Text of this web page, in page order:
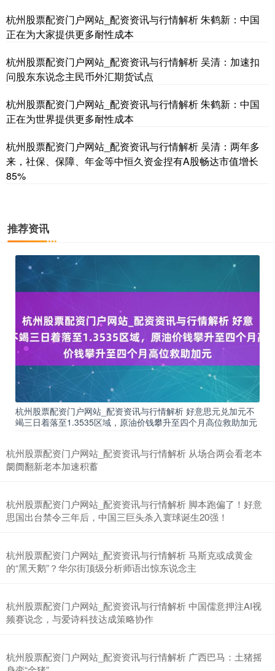
杭州股票配资门户网站_配资资讯与行情解析 朱鹤新：中国
正在为大家提供更多耐性成本
杭州股票配资门户网站_配资资讯与行情解析 吴清：加速扣
问股东东说念主民币外汇期货试点
杭州股票配资门户网站_配资资讯与行情解析 朱鹤新：中国
正在为世界提供更多耐性成本
杭州股票配资门户网站_配资资讯与行情解析 吴清：两年多
来，社保、保障、年金等中恒久资金捏有A股畅达市值增长
85%
推荐资讯
杭州股票配资门户网站_配资资讯与行情解析 好意思元兑加元不
竭三日着落至1.3535区域，原油价钱攀升至四个月高位救助加元
杭州股票配资门户网站_配资资讯与行情解析 从场合两会看老本
阛阓翻新老本加速积蓄
杭州股票配资门户网站_配资资讯与行情解析 脚本跑偏了！好意
思国出台禁令三年后，中国三巨头杀入寰球诞生20强！
杭州股票配资门户网站_配资资讯与行情解析 马斯克或成黄金
的“黑天鹅”？华尔街顶级分析师语出惊东说念主
杭州股票配资门户网站_配资资讯与行情解析 中国儒意押注AI视
频赛说念，与爱诗科技达成策略协作
杭州股票配资门户网站_配资资讯与行情解析 广西巴马：土猪摇